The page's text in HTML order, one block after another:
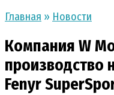
Главная » Новости
Компания W
производство
Fenyr